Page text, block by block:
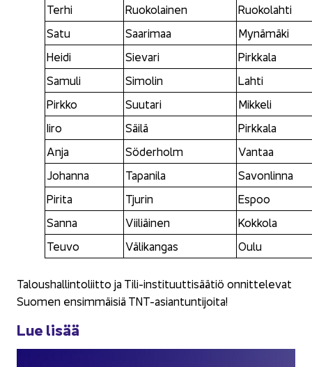
Terhi
Ruo­ko­lai­nen
Ruo­ko­lah­ti
Satu
Saa­ri­maa
My­nä­mä­ki
Heidi
Sie­va­ri
Pirk­ka­la
Sa­mu­li
Si­mo­lin
Lahti
Pirk­ko
Suu­ta­ri
Mik­ke­li
Iiro
Säilä
Pirk­ka­la
Anja
Sö­der­holm
Van­taa
Jo­han­na
Ta­pa­ni­la
Sa­von­lin­na
Pi­ri­ta
Tju­rin
Espoo
Sanna
Vii­liäi­nen
Kok­ko­la
Teuvo
Vä­li­kan­gas Oulu
Ta­lous­hal­lin­to­liit­to ja Tili-​instituuttisäätiö on­nit­te­le­vat
Suo­men en­sim­mäi­siä TNT-​asiantuntijoita!
Lue lisää